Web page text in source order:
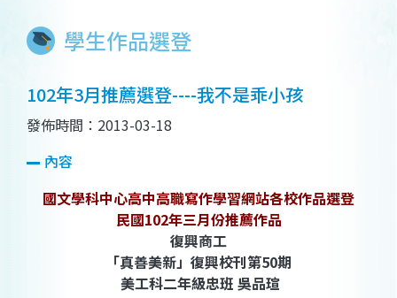
學生作品選登
102年3月推薦選登----我不是乖小孩
發佈時間：2013-03-18
內容
國文學科中心高中高職寫作學習網站各校作品選登
民國102年三月份推薦作品
復興商工
「真善美新」復興校刊第50期
美工科二年級忠班 吳品瑄